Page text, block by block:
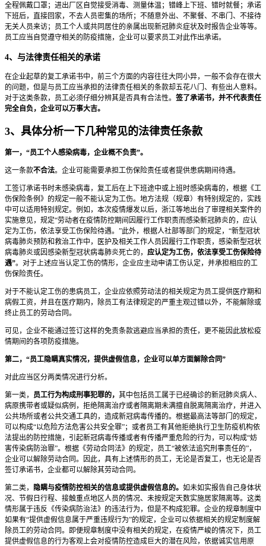
全程佩戴口罩；进出厂区自觉接受消毒、测量体温；错峰上下班、错时就餐；承诺
下班后，直接回家，不去人员密集的场所；不随意外出、不聚餐、不串门、不接待
无关人员来访；员工个人或共同居住的亲属出现新冠肺炎症状及时报告企业等等。
员工应当自觉遵守相关的防疫措施，企业可以要求员工对此作出承诺。
4、与法律责任相关的承诺
在企业起草的复工承诺书中，前三个方面的内容往往大同小异，一般不会存在很大
的问题，但是与员工应当承担的法律责任相关的条款却五花八门、有些出人意料。
对于这类条款，员工必须仔细分辨其是否具有合法性。 签了承诺书，并不代表责任
完全自负，企业可以万事大吉。
3、具体分析一下几种常见的法律责任条款
第一，“员工个人感染病毒，企业概不负责”。
这一条款不合法。企业可能需要承担工伤保险责任或者提供患病期间待遇。
工签订承诺书时未感染病毒，复工后在上下班途中或上班时感染病毒的，根据《工
伤保险条例》的规定一般不能认定为工伤。地方法规（规章）有特别规定的，实践
中可以适用特别规定。例如，本次疫情爆发以后，浙江等地出台了审理相关案件的
实施意见，规定“劳动者在疫情防控期间因履行工作职责而感染新冠肺炎的，应认
定为工伤，依法享受工伤保险待遇。”此外，根据人社部等部门的规定，“新型冠状
病毒肺炎预防和救治工作中，医护及相关工作人员因履行工作职责，感染新型冠状
病毒肺炎或因感染新型冠状病毒肺炎死亡的， 应认定为工伤，依法享受工伤保险待
遇”。对于上述应当认定工伤的情形，企业应主动申请工伤认定，并承担相应的工
伤保险责任。
对于不能认定工伤的患病员工，企业应依照劳动法的相关规定为员工提供医疗期和
病假工资，并且在医疗期内，除员工有法律规定的严重主观过错以外，不能解除或
终止员工的劳动合同。
可见，企业不能通过签订这样的免责条款逃避应当承担的责任，更不能因此放松疫
情期间的各项防疫措施。
第二，“员工隐瞒真实情况，提供虚假信息，企业可以单方面解除合同”
对此应当区分两类情况进行分析。
第一类， 员工行为构成刑事犯罪的， 其中包括员工属于已经确诊的新冠肺炎病人、
病原携带者或疑似病例，拒绝隔离治疗或者隔离期未满擅自脱离隔离治疗，并进入
公共场所或者公共交通工具的，造成新冠病毒传播的。根据最高法等部门的规定，
可以构成“以危险方法危害公共安全罪”；或者员工有其他拒绝执行卫生防疫机构依
法提出的防控措施，引起新冠病毒传播或者有传播严重危险的行为，可以构成“妨
害传染病防治罪”。根据《劳动合同法》的规定，员工“被依法追究刑事责任的”，
企业可以解除劳动合同。因此，具有上述情形的员工，无论是否复工，也无论是否
签订承诺书，企业都可以解除其劳动合同。
第二类， 隐瞒与疫情防控相关的信息或提供虚假信息的。 如未如实报告自己身体状
况、节假日行程、接触重点地区人员的情况、未按规定天数实施居家隔离等。这类
情形属于违反《传染病防治法》的违法行为，但是不构成犯罪。企业的规章制度中
如果有“提供虚假信息属于严重违规行为”的规定，企业可以依据相关的规定制度解
除员工的劳动合同。即便规章制度中没有相关的规定，在疫情严峻的情况下，员工
提供虚假信息的行为客观上会对疫情防控造成巨大的潜在风险，依据诚实信用原